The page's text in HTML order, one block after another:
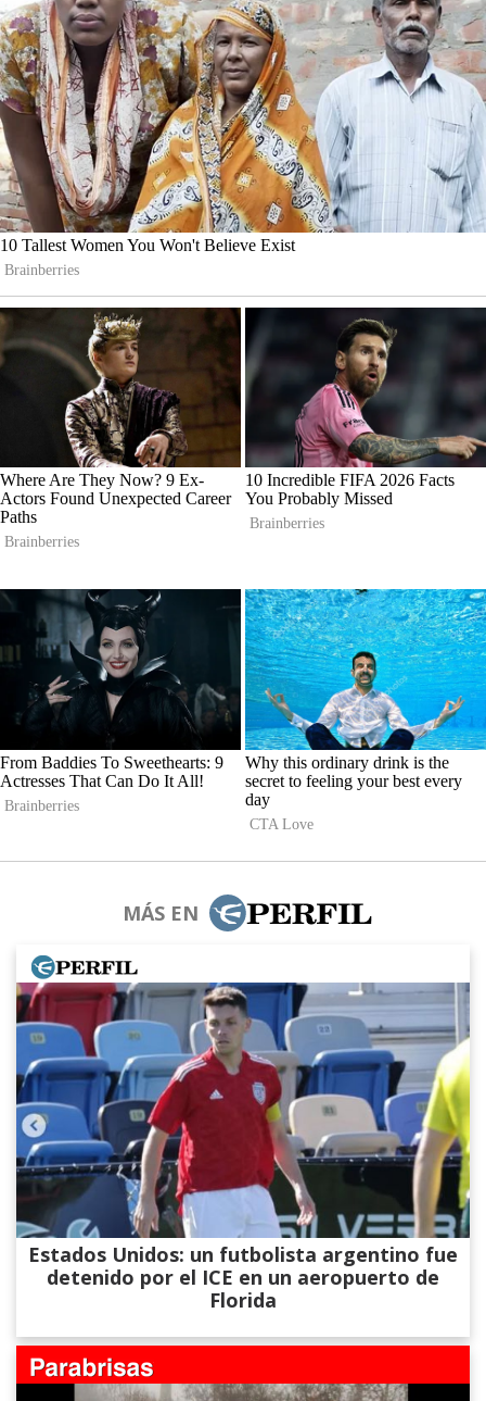
MÁS EN
Estados Unidos: un futbolista argentino fue
detenido por el ICE en un aeropuerto de
Florida